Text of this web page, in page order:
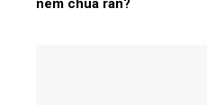
nem chua rán?